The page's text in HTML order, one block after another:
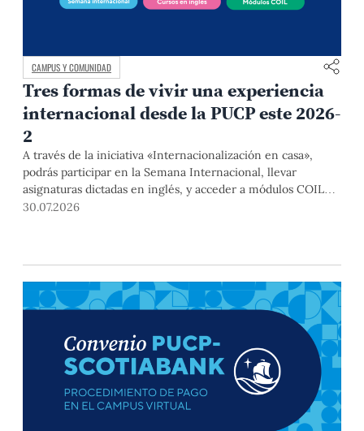
CAMPUS Y COMUNIDAD
Tres formas de vivir una experiencia
internacional desde la PUCP este 2026-
2
A través de la iniciativa «Internacionalización en casa»,
podrás participar en la Semana Internacional, llevar
asignaturas dictadas en inglés, y acceder a módulos COIL
junto con estudiantes y docentes de universidades
30.07.2026